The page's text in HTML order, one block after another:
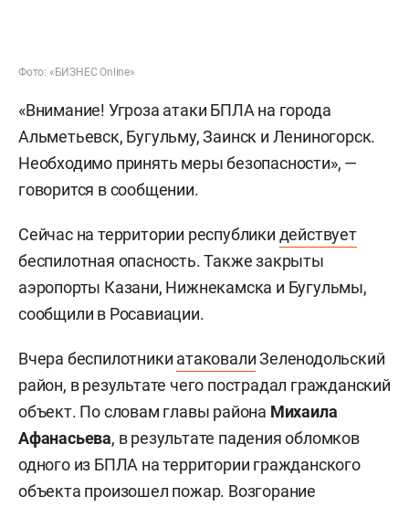
Фото: «БИЗНЕС Online»
«Внимание! Угроза атаки БПЛА на города
Альметьевск, Бугульму, Заинск и Лениногорск.
Необходимо принять меры безопасности», —
говорится в сообщении.
Сейчас на территории республики действует
беспилотная опасность. Также закрыты
аэропорты Казани, Нижнекамска и Бугульмы,
сообщили в Росавиации.
Вчера беспилотники атаковалиЗеленодольский
район, в результате чего пострадал гражданский
объект. По словам главы района Михаила
Афанасьева, в результате падения обломков
одного из БПЛА на территории гражданского
объекта произошел пожар. Возгорание